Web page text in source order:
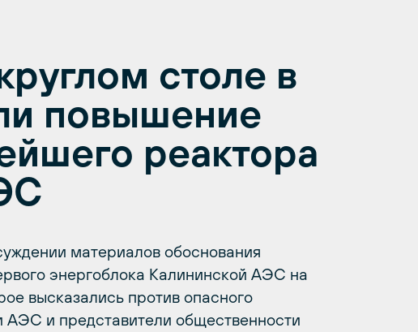
столе в
повышение
реактора
материалов обоснования
энергоблока Калининской АЭС на
высказались против опасного
АЭС и представители общественности